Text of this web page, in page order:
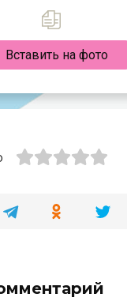
Вставить на фото